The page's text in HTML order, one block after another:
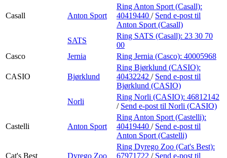
Casall Anton Sport
Ring Anton Sport (Casall):
40419440 / Send e-post til
Anton Sport (Casall)
SATS
Ring SATS (Casall): 23 30 70
00
Casco
Jernia Ring Jernia (Casco): 40005968
CASIO Bjørklund
Ring Bjørklund (CASIO):
40432242 / Send e-post til
Bjørklund (CASIO)
Norli
Ring Norli (CASIO): 46812142
/ Send e-post til Norli (CASIO)
Castelli Anton Sport
Ring Anton Sport (Castelli):
40419440 / Send e-post til
Anton Sport (Castelli)
Cat's Best Dyrego Zoo
Ring Dyrego Zoo (Cat's Best):
67971722 / Send e-post til